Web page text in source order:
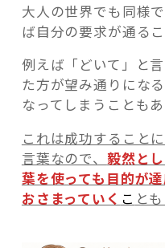
大人の世界でも同様
ば自分の要求が通るこ
例えば「どいて」と
た方が望み通りにな
なってしまうこともあ
これは成功すること
言葉なので、 毅然と
葉を使っても目的が
おさまっていく こ と